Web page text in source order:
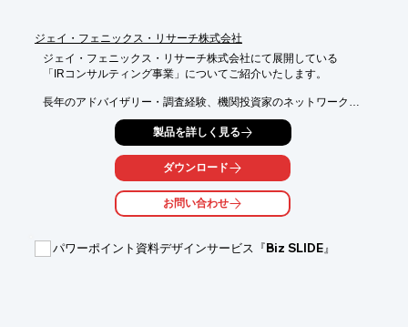
ジェイ・フェニックス・リサーチ株式会社
ジェイ・フェニックス・リサーチ株式会社にて展開している
「IRコンサルティング事業」についてご紹介いたします。
長年のアドバイザリー・調査経験、機関投資家のネットワーク、
内外の金融機関のネットワークを活かして、一流の証券アナリス
の視点でコンサルティングを実施しております。
ご要望の際はお気軽にお問い合わせください。
製品を詳しく見る
ダウンロード
お問い合わせ
パワーポイント資料デザインサービス『Biz SLIDE』